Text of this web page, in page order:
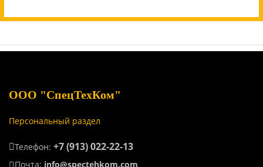
ООО "СпецТехКом"
Персональный раздел
Телефон: +7 (913) 022-22-13
Почта: info@spectehkom.com